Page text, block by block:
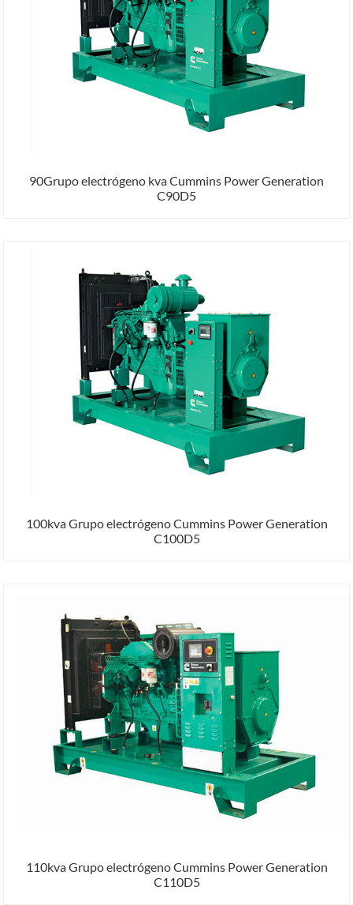
90Grupo electrógeno kva Cummins Power Generation
C90D5
100kva Grupo electrógeno Cummins Power Generation
C100D5
110kva Grupo electrógeno Cummins Power Generation
C110D5